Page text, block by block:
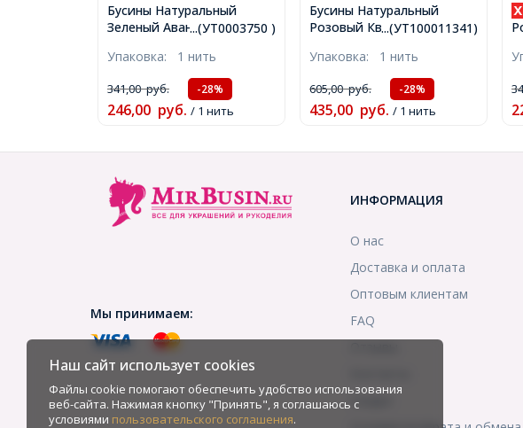
...(УТ0003750 )
Бусины Натуральный
Зеленый Авантюрин
1мм, около 19шт/20см/
нить, (УТ0003750)
Упаковка: 1 нить
341,00руб. -28%
246,00 руб. / 1 нить
...(УТ100011341)
Бусины Натуральный
Розовый Кварц, на нитях,
Размер: 10.5мм, Отверстие
1мм, около 33шт/37см/
нить, (УТ100011341)
Упаковка: 1 нить
605,00руб. -28%
435,00 руб. / 1 нить
Мы принимаем:
ИНФОРМАЦИЯ
О нас
Доставка и оплата
Оптовым клиентам
FAQ
Скидки
Наш сайт использует cookies
Файлы cookie помогают обеспечить удобство использования
веб-сайта. Нажимая кнопку "Принять", я соглашаюсь с
условиями пользовательского соглашения.